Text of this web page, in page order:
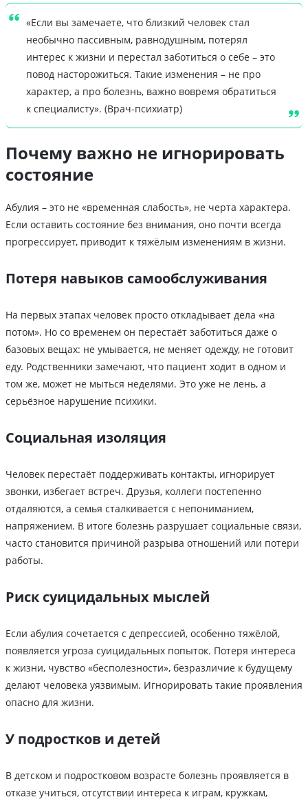
«Если вы замечаете, что близкий человек стал
необычно пассивным, равнодушным, потерял
интерес к жизни и перестал заботиться о себе – это
повод насторожиться. Такие изменения – не про
характер, а про болезнь, важно вовремя обратиться
к специалисту». (Врач-психиатр)
Почему важно не игнорировать
состояние
Абулия – это не «временная слабость», не черта характера.
Если оставить состояние без внимания, оно почти всегда
прогрессирует, приводит к тяжёлым изменениям в жизни.
Потеря навыков самообслуживания
На первых этапах человек просто откладывает дела «на
потом». Но со временем он перестаёт заботиться даже о
базовых вещах: не умывается, не меняет одежду, не готовит
еду. Родственники замечают, что пациент ходит в одном и
том же, может не мыться неделями. Это уже не лень, а
серьёзное нарушение психики.
Социальная изоляция
Человек перестаёт поддерживать контакты, игнорирует
звонки, избегает встреч. Друзья, коллеги постепенно
отдаляются, а семья сталкивается с непониманием,
напряжением. В итоге болезнь разрушает социальные связи,
часто становится причиной разрыва отношений или потери
работы.
Риск суицидальных мыслей
Если абулия сочетается с депрессией, особенно тяжёлой,
появляется угроза суицидальных попыток. Потеря интереса
к жизни, чувство «бесполезности», безразличие к будущему
делают человека уязвимым. Игнорировать такие проявления
опасно для жизни.
У подростков и детей
В детском и подростковом возрасте болезнь проявляется в
отказе учиться, отсутствии интереса к играм, кружкам,